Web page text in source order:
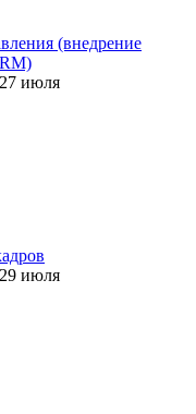
(внедрение
27 июля
29 июля